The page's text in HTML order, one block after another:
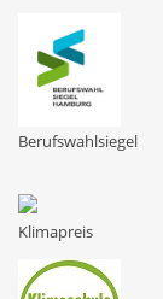
Berufswahlsiegel
Klimapreis